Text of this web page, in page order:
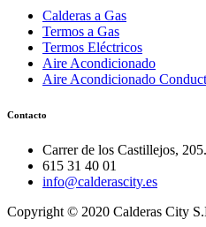
Calderas a Gas
Termos a Gas
Termos Eléctricos
Aire Acondicionado
Aire Acondicionado
Contacto
Carrer de los Castillejos,
615 31 40 01
info@calderascity.es
Copyright © 2020 Calderas City